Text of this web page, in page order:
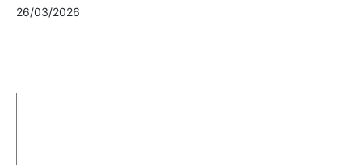
26/03/2026